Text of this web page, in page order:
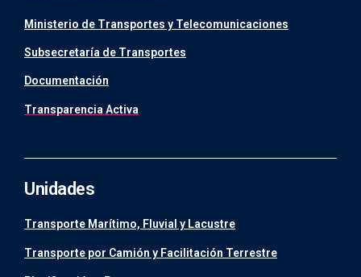
Ministerio de Transportes y Telecomunicaciones
Subsecretaría de Transportes
Documentación
Transparencia Activa
Unidades
Transporte Marítimo, Fluvial y Lacustre
Transporte por Camión y Facilitación Terrestre